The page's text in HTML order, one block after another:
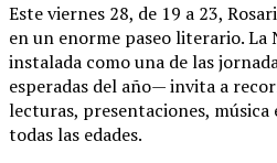
Este viernes 28, de 19 a 23,
en un enorme paseo literario. La
instalada como una de las
esperadas del año— invita a
lecturas, presentaciones, música
todas las edades.